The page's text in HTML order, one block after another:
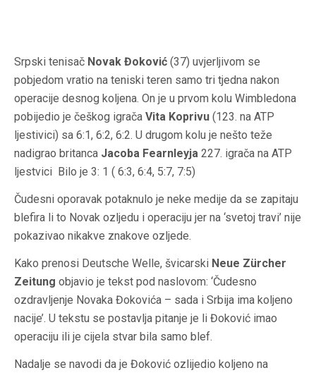
Srpski tenisač Novak Đoković (37) uvjerljivom se
pobjedom vratio na teniski teren samo tri tjedna nakon
operacije desnog koljena. On je u prvom kolu Wimbledona
pobijedio je češkog igrača Vita Koprivu (123. na ATP
ljestivici) sa 6:1, 6:2, 6:2. U drugom kolu je nešto teže
nadigrao britanca Jacoba Fearnleyja 227. igrača na ATP
ljestvici Bilo je 3: 1 ( 6:3, 6:4, 5:7, 7:5)
Čudesni oporavak potaknulo je neke medije da se zapitaju
blefira li to Novak ozljedu i operaciju jer na ‘svetoj travi’ nije
pokazivao nikakve znakove ozljede.
Kako prenosi Deutsche Welle, švicarski Neue Zürcher
Zeitung objavio je tekst pod naslovom: ‘Čudesno
ozdravljenje Novaka Đokovića – sada i Srbija ima koljeno
nacije’. U tekstu se postavlja pitanje je li Đoković imao
operaciju ili je cijela stvar bila samo blef.
Nadalje se navodi da je Đoković ozlijedio koljeno na